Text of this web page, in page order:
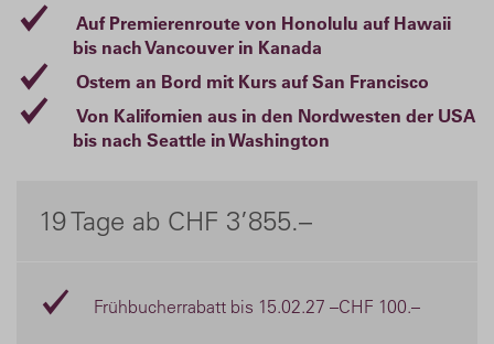
Auf Premierenroute von Honolulu auf Hawaii
bis nach Vancouver in Kanada
Ostern an Bord mit Kurs auf San Francisco
Von Kalifornien aus in den Nordwesten der USA
bis nach Seattle in Washington
19 Tage ab CHF 3’855.–
Frühbucherrabatt bis 15.02.27 –CHF 100.–